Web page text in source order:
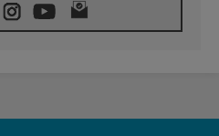
XIV invita a los jóvenes a